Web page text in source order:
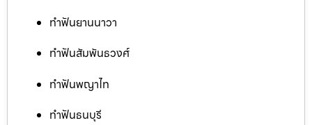
ทำฟันยานนาวา
ทำฟันสัมพันธวงศ์
ทำฟันพญาไท
ทำฟันธนบุรี